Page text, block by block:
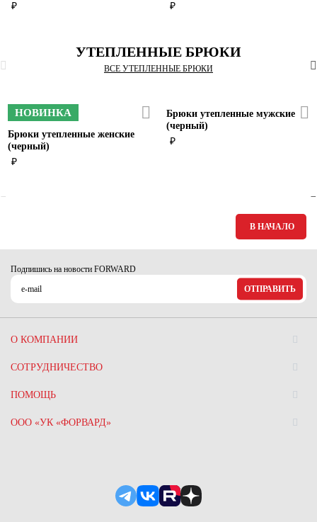
₽
₽
УТЕПЛЕННЫЕ БРЮКИ
ВСЕ УТЕПЛЕННЫЕ БРЮКИ
НОВИНКА
Брюки утепленные женские
(черный)
₽
Брюки утепленные мужские
(черный)
₽
В НАЧАЛО
Подпишись на новости FORWARD
ОТПРАВИТЬ
О КОМПАНИИ
СОТРУДНИЧЕСТВО
ПОМОЩЬ
ООО «УК «ФОРВАРД»